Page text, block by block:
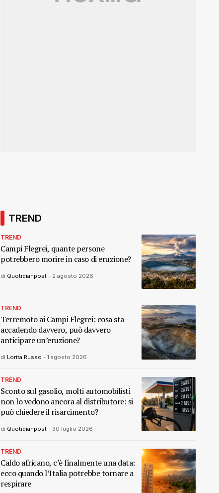
TREND
TREND
Campi Flegrei, quante persone
potrebbero morire in caso di eruzione?
di Quotidianpost - 2 agosto 2026
TREND
Terremoto ai Campi Flegrei: cosa sta
accadendo davvero, può davvero
anticipare un’eruzione?
di Lorita Russo - 1 agosto 2026
TREND
Sconto sul gasolio, molti automobilisti
non lo vedono ancora al distributore: si
può chiedere il risarcimento?
di Quotidianpost - 30 luglio 2026
TREND
Caldo africano, c’è finalmente una data:
ecco quando l’Italia potrebbe tornare a
respirare